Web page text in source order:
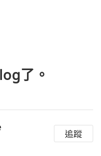
了。
追蹤